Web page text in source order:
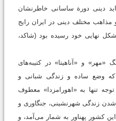
دینی دورة ساسانی خاطرنشان
مختلف دینی در ایران رایج
نهایی خود رسیده بود (شاکد،
و «آناهیتا» در کتیبه‌های
که وضع ساده و زندگی شبانی و
تنها به «اهورامزدا» معطوف
شدن زندگی شهرنشینی، جنگاوری و
کشور پهناور به شمار می‌آمد، و